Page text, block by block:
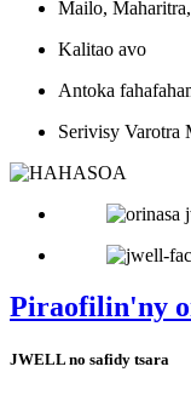
Mailo,
Kalitao avo
Antoka
Serivisy Varotra
Piraofilin'ny
JWELL no safidy tsara